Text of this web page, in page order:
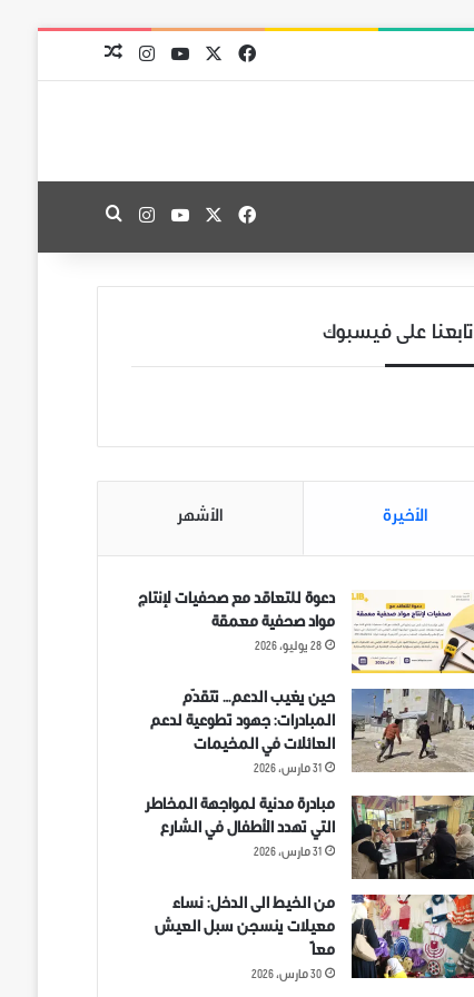
فيسبوك
‫X
‫YouTubeانستقراممقال عشوائي
فيسبوك
‫X
‫YouTubeانستقرامبحث عن
تابعنا على فيسبوك
الأخيرة الأشهر
دعوة للتعاقد مع صحفيات لإنتاج
مواد صحفية معمقة
28 يوليو، 2026
حين يغيب الدعم… تتقدّم
المبادرات: جهود تطوعية لدعم
العائلات في المخيمات
31 مارس، 2026
مبادرة مدنية لمواجهة المخاطر
التي تهدد الأطفال في الشارع
31 مارس، 2026
من الخيط الى الدخل: نساء
معيلات ينسجن سبل العيش
معاً
30 مارس، 2026